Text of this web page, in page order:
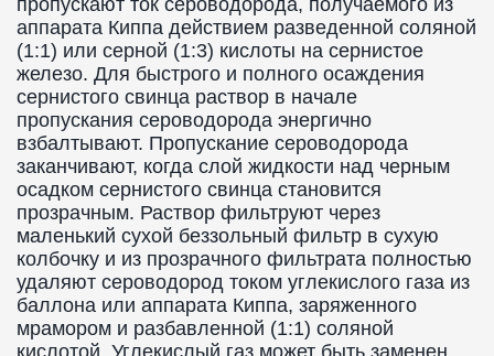
пропускают ток сероводорода, получаемого из
аппарата Киппа действием разведенной соляной
(1:1) или серной (1:3) кислоты на сернистое
железо. Для быстрого и полного осаждения
сернистого свинца раствор в начале
пропускания сероводорода энергично
взбалтывают. Пропускание сероводорода
заканчивают, когда слой жидкости над черным
осадком сернистого свинца становится
прозрачным. Раствор фильтруют через
маленький сухой беззольный фильтр в сухую
колбочку и из прозрачного фильтрата полностью
удаляют сероводород током углекислого газа из
баллона или аппарата Киппа, заряженного
мрамором и разбавленной (1:1) соляной
кислотой. Углекислый газ может быть заменен